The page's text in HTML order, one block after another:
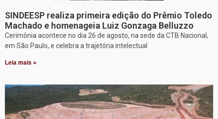
SINDEESP realiza primeira edição do Prêmio Toledo
Machado e homenageia Luiz Gonzaga Belluzzo
Cerimônia acontece no dia 26 de agosto, na sede da CTB Nacional,
em São Paulo, e celebra a trajetória intelectual
Leia mais »